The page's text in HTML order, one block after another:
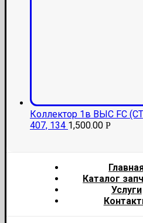
Коллектор 1в ВЫС FC
407, 134 1,500.00 Р
Каталог
Услуги